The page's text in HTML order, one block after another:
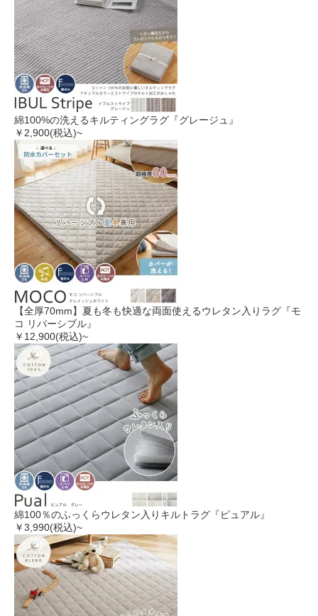
綿100%の洗えるキルティングラグ『グレージュ』
￥2,900(税込)~
【全厚70mm】夏も冬も快適な両面使えるウレタン入りラグ『モ
コ リバーシブル』
￥12,900(税込)~
綿100％のふっくらウレタン入りキルトラグ『ピュアル』
￥3,990(税込)~